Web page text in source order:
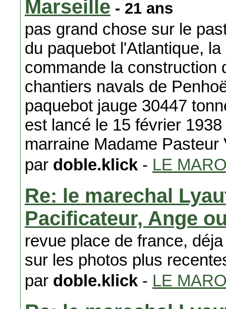
Marseille - 21 ans
pas grand chose sur le
du paquebot l'Atlantique,
commande la construction
chantiers navals de
paquebot jauge 30447
est lancé le 15 février
marraine Madame
par doble.klick - LE
Re: le marechal
Pacificateur, Ange
revue place de france,
sur les photos plus
par doble.klick - LE